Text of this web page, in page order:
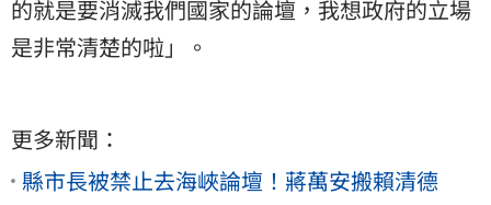
的就是要消滅我們國家的論壇，我想政府的立場
是非常清楚的啦」。
更多新聞：
縣市長被禁止去海峽論壇！蔣萬安搬賴清德